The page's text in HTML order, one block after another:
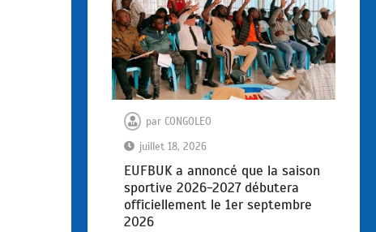
par CONGOLEO
juillet 18, 2026
EUFBUK a annoncé que la saison
sportive 2026-2027 débutera
officiellement le 1er septembre
2026